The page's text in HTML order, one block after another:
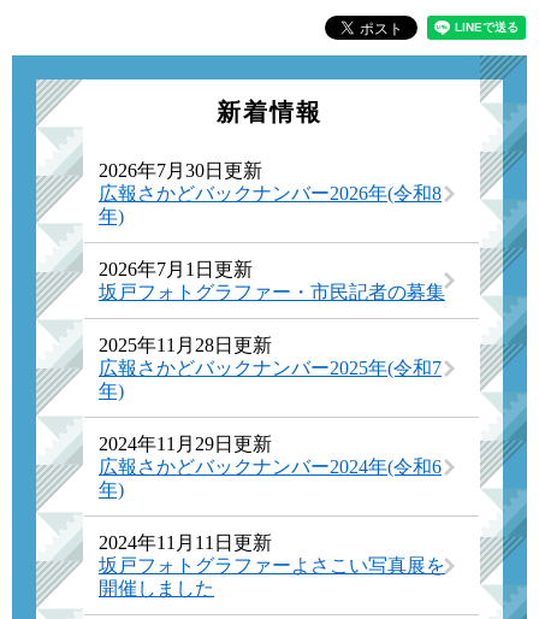
新着情報
2026年7月30日更新
広報さかどバックナンバー2026年(令和8
年)
2026年7月1日更新
坂戸フォトグラファー・市民記者の募集
2025年11月28日更新
広報さかどバックナンバー2025年(令和7
年)
2024年11月29日更新
広報さかどバックナンバー2024年(令和6
年)
2024年11月11日更新
坂戸フォトグラファーよさこい写真展を
開催しました